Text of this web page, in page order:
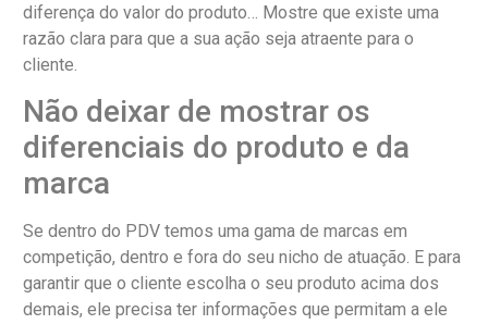
diferença do valor do produto… Mostre que existe uma
razão clara para que a sua ação seja atraente para o
cliente.
Não deixar de mostrar os
diferenciais do produto e da
marca
Se dentro do PDV temos uma gama de marcas em
competição, dentro e fora do seu nicho de atuação. E para
garantir que o cliente escolha o seu produto acima dos
demais, ele precisa ter informações que permitam a ele